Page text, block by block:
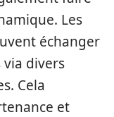
Les
échanger
divers
Cela
et